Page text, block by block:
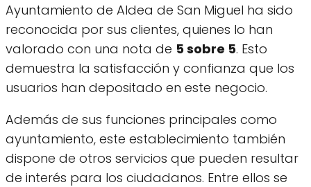
Ayuntamiento de Aldea de San Miguel ha sido
reconocida por sus clientes, quienes lo han
valorado con una nota de 5 sobre 5. Esto
demuestra la satisfacción y confianza que los
usuarios han depositado en este negocio.
Además de sus funciones principales como
ayuntamiento, este establecimiento también
dispone de otros servicios que pueden resultar
de interés para los ciudadanos. Entre ellos se